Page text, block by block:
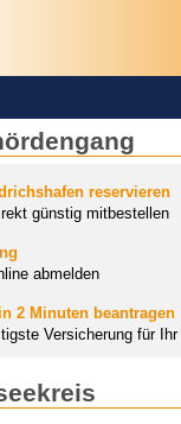
reservieren
günstig mitbestellen
abmelden
2 Minuten beantragen
Versicherung für